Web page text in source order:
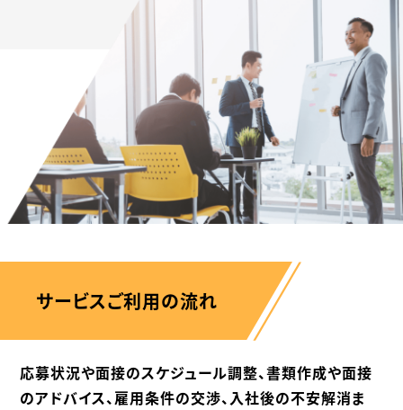
サービスご利用の流れ
応募状況や面接のスケジュール調整、書類作成や面接
のアドバイス、雇用条件の交渉、入社後の不安解消ま